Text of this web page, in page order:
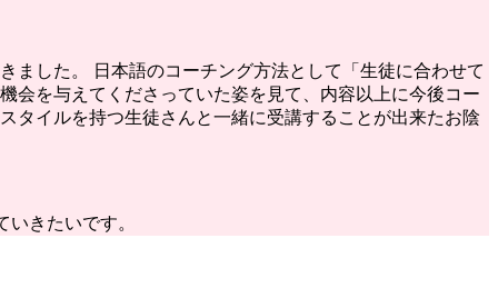
ました。 日本語のコーチング方法として「生徒に合わせて
会を与えてくださっていた姿を見て、内容以上に今後コー
タイルを持つ生徒さんと一緒に受講することが出来たお陰
きたいです。